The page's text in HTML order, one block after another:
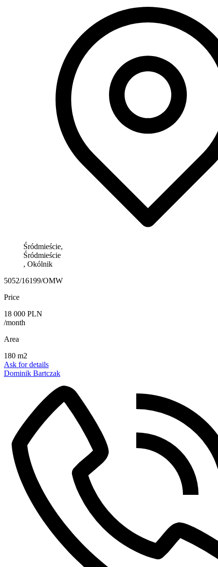
Śródmieście,
Śródmieście
, Okólnik
5052/16199/OMW
Price
18 000 PLN
/month
Area
180 m2
Ask for details
Dominik Bartczak